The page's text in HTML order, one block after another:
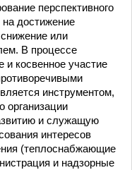
перспективного
на достижение
или
В процессе
косвенное участие
инструментом,
организации
и служащую
интересов
(теплоснабжающие
и надзорные